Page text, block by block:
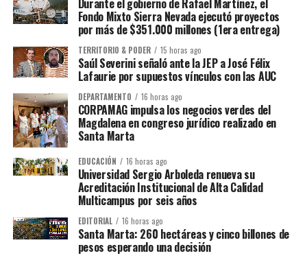
Durante el gobierno de Rafael Martínez, el
Fondo Mixto Sierra Nevada ejecutó proyectos
por más de $351.000 millones (1era entrega)
TERRITORIO & PODER 15 horas ago
Saúl Severini señaló ante la JEP a José Félix
Lafaurie por supuestos vínculos con las AUC
DEPARTAMENTO 16 horas ago
CORPAMAG impulsa los negocios verdes del
Magdalena en congreso jurídico realizado en
Santa Marta
EDUCACIÓN 16 horas ago
Universidad Sergio Arboleda renueva su
Acreditación Institucional de Alta Calidad
Multicampus por seis años
EDITORIAL 16 horas ago
Santa Marta: 260 hectáreas y cinco billones de
pesos esperando una decisión